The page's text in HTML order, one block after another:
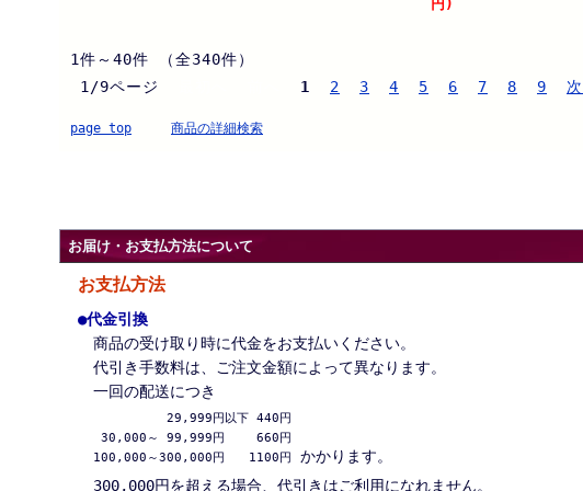
円)
1件～40件 （全340件）
1/9ページ
1 2 3 4 5 6 7 8 9
page top 商品の詳細検索
お届け・お支払方法について
お支払方法
●代金引換
商品の受け取り時に代金をお支払いください。
代引き手数料は、ご注文金額によって異なります。
一回の配送につき
29,999円以下 440円
30,000～ 99,999円　　 660円
100,000～300,000円　　1100円
かかります。
300,000円を超える場合、代引きはご利用になれません。